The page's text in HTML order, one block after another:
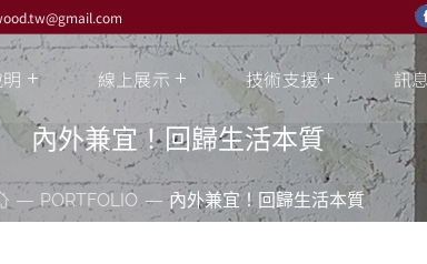
線上展示 技術支援 訊
內外兼宜！回歸生活本質
PORTFOLIO 內外兼宜！回歸生活本質